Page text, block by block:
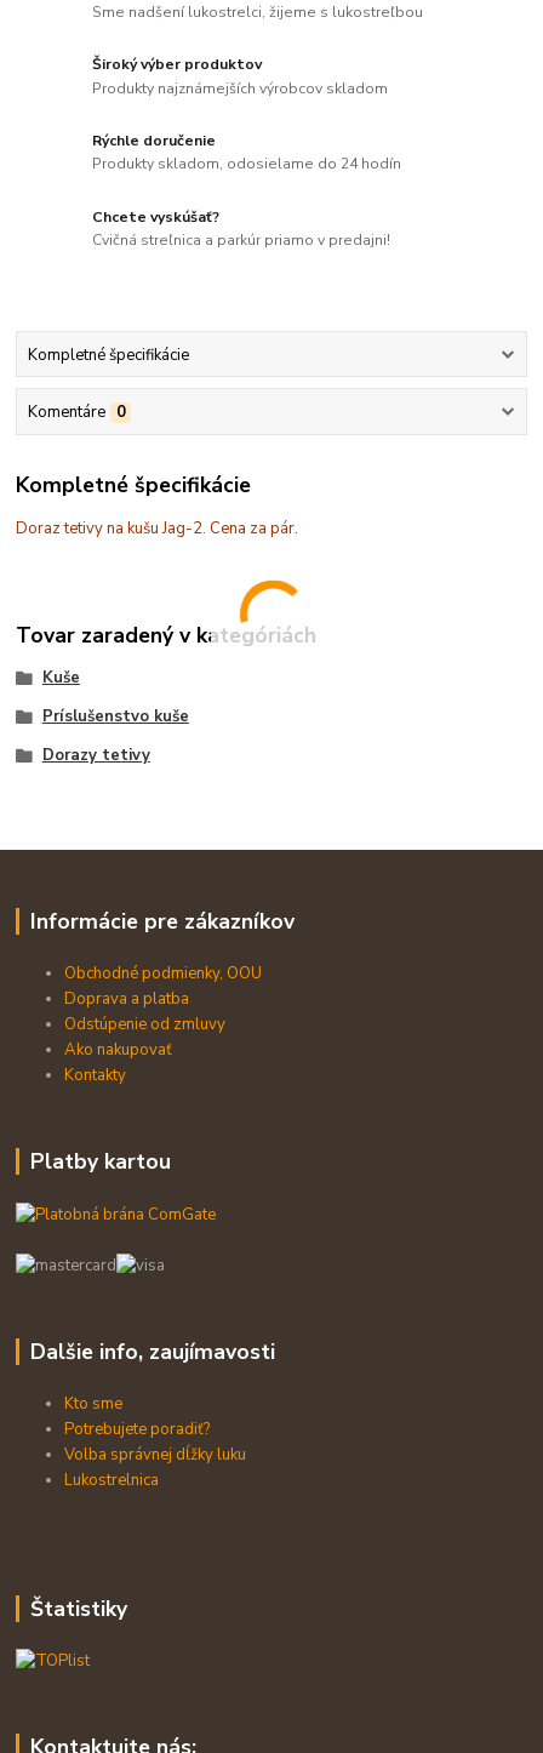
Sme nadšení lukostrelci, žijeme s lukostreľbou
Široký výber produktov
Produkty najznámejších výrobcov skladom
Rýchle doručenie
Produkty skladom, odosielame do 24 hodín
Chcete vyskúšať?
Cvičná streľnica a parkúr priamo v predajni!
Kompletné špecifikácie
Komentáre 0
Kompletné špecifikácie
Doraz tetivy na kušu Jag-2. Cena za pár.
Tovar zaradený v kategóriách
Kuše
Príslušenstvo kuše
Dorazy tetivy
Informácie pre zákazníkov
Obchodné podmienky, OOU
Doprava a platba
Odstúpenie od zmluvy
Ako nakupovať
Kontakty
Platby kartou
Dalšie info, zaujímavosti
Kto sme
Potrebujete poradiť?
Volba správnej dĺžky luku
Lukostrelnica
Štatistiky
Kontaktujte nás: